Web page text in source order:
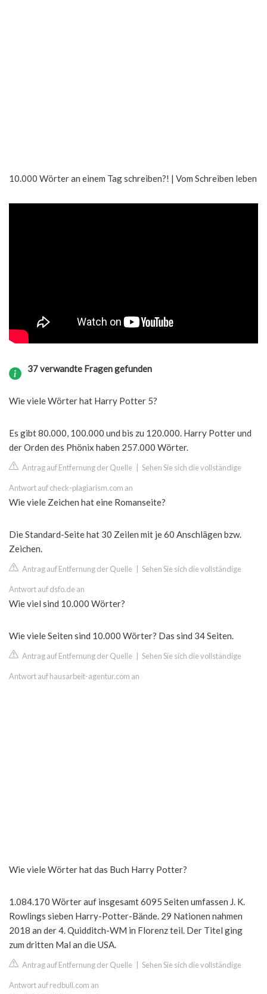
10.000 Wörter an einem Tag schreiben?! | Vom Schreiben leben
37 verwandte Fragen gefunden
Wie viele Wörter hat Harry Potter 5?
Es gibt 80.000, 100.000 und bis zu 120.000. Harry Potter und
der Orden des Phönix haben 257.000 Wörter.
Antrag auf Entfernung der Quelle Sehen Sie sich die vollständige
Antwort auf check-plagiarism.com an
Wie viele Zeichen hat eine Romanseite?
Die Standard-Seite hat 30 Zeilen mit je 60 Anschlägen bzw.
Zeichen.
Antrag auf Entfernung der Quelle Sehen Sie sich die vollständige
Antwort auf dsfo.de an
Wie viel sind 10.000 Wörter?
Wie viele Seiten sind 10.000 Wörter? Das sind 34 Seiten.
Antrag auf Entfernung der Quelle Sehen Sie sich die vollständige
Antwort auf hausarbeit-agentur.com an
Wie viele Wörter hat das Buch Harry Potter?
1.084.170 Wörter auf insgesamt 6095 Seiten umfassen J. K.
Rowlings sieben Harry-Potter-Bände. 29 Nationen nahmen
2018 an der 4. Quidditch-WM in Florenz teil. Der Titel ging
zum dritten Mal an die USA.
Antrag auf Entfernung der Quelle Sehen Sie sich die vollständige
Antwort auf redbull.com an